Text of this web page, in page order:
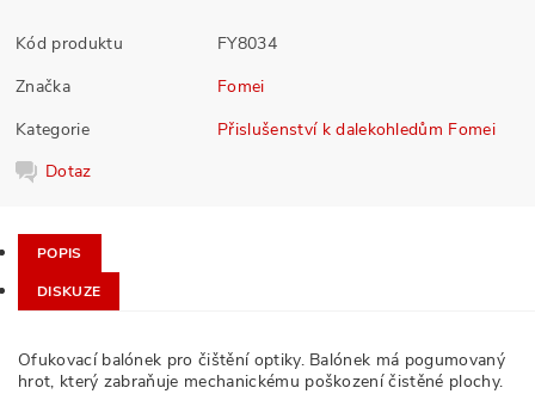
Kód produktu
FY8034
Značka
Fomei
Kategorie
Přislušenství k dalekohledům Fomei
Dotaz
POPIS
DISKUZE
Ofukovací balónek pro čištění optiky. Balónek má pogumovaný
hrot, který zabraňuje mechanickému poškození čistěné plochy.